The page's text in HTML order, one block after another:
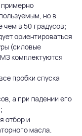
но в
чем в 50 градусов;
ориентироваться
(силовые
комплектуются
пробки спуска
а при падении его
отбор и
масла.